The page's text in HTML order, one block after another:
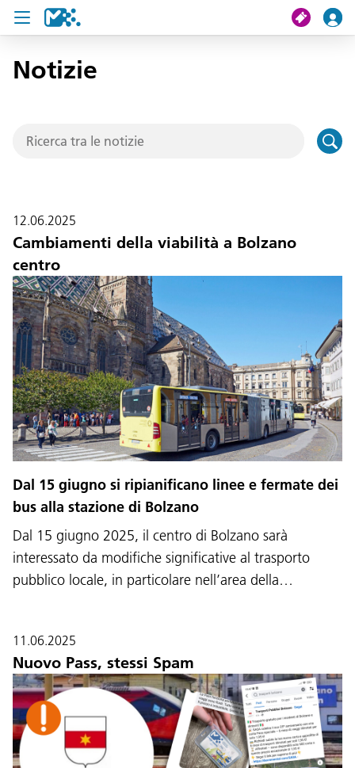
Cerca
Notizie
Progetti
Assistenza e contatto
Notizie
12.06.2025
Cambiamenti della viabilità a Bolzano
centro
Dal 15 giugno si ripianificano linee e fermate dei
bus alla stazione di Bolzano
Dal 15 giugno 2025, il centro di Bolzano sarà
interessato da modifiche significative al trasporto
pubblico locale, in particolare nell’area della…
11.06.2025
Nuovo Pass, stessi Spam